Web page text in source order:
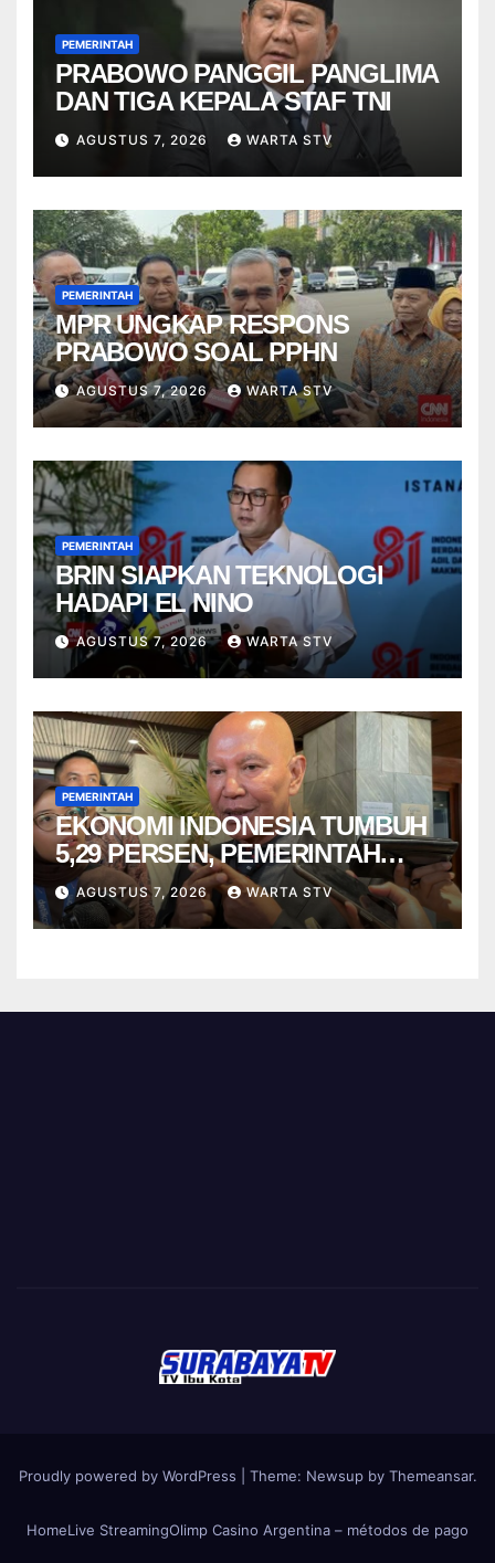
PEMERINTAH
PRABOWO PANGGIL PANGLIMA
DAN TIGA KEPALA STAF TNI
AGUSTUS 7, 2026 WARTA STV
PEMERINTAH
MPR UNGKAP RESPONS
PRABOWO SOAL PPHN
AGUSTUS 7, 2026 WARTA STV
PEMERINTAH
BRIN SIAPKAN TEKNOLOGI
HADAPI EL NINO
AGUSTUS 7, 2026 WARTA STV
PEMERINTAH
EKONOMI INDONESIA TUMBUH
5,29 PERSEN, PEMERINTAH
DIMINTA TAK CEPAT PUAS
AGUSTUS 7, 2026 WARTA STV
Proudly powered by WordPress Theme: Newsupby Themeansar.
HomeLive StreamingOlimp Casino Argentina – métodos de pago